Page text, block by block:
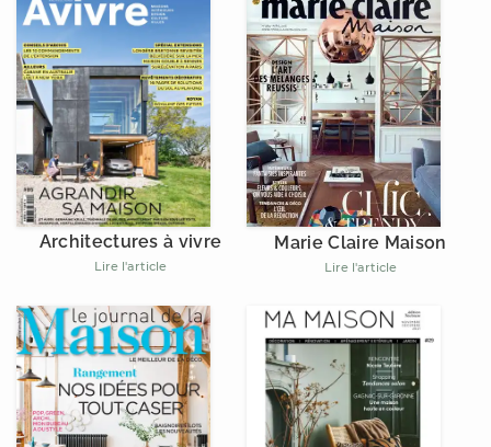
Architectures à vivre
Lire l'article
Marie Claire Maison
Lire l'article